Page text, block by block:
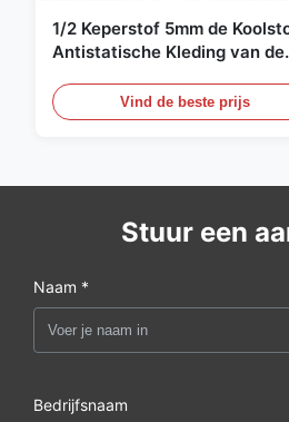
1/2 Keperstof 5mm de
Antistatische Kleding van de
Vind de beste prijs
Stuur een
Naam *
Bedrijfsnaam